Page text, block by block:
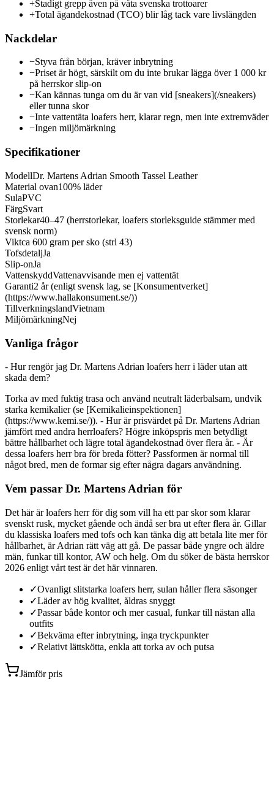
+Stadigt grepp även på våta svenska trottoarer
+Total ägandekostnad (TCO) blir låg tack vare livslängden
Nackdelar
−Styva från början, kräver inbrytning
−Priset är högt, särskilt om du inte brukar lägga över 1 000 kr
på herrskor slip-on
−Kan kännas tunga om du är van vid [sneakers](/sneakers)
eller tunna skor
−Inte vattentäta loafers herr, klarar regn, men inte extremväder
−Ingen miljömärkning
Specifikationer
ModellDr. Martens Adrian Smooth Tassel Leather
Material ovan100% läder
SulaPVC
FärgSvart
Storlekar40–47 (herrstorlekar, loafers storleksguide stämmer med
svensk norm)
Viktca 600 gram per sko (strl 43)
TofsdetaljJa
Slip-onJa
VattenskyddVattenavvisande men ej vattentät
Garanti2 år (enligt svensk lag, se [Konsumentverket]
(https://www.hallakonsument.se/))
TillverkningslandVietnam
MiljömärkningNej
Vanliga frågor
- Hur rengör jag Dr. Martens Adrian loafers herr i läder utan att
skada dem?
Torka av med fuktig trasa och använd neutralt läderbalsam, undvik
starka kemikalier (se [Kemikalieinspektionen]
(https://www.kemi.se/)). - Hur är prisvärdet på Dr. Martens Adrian
jämfört med andra herrloafers? Högre inköpspris men betydligt
bättre hållbarhet och lägre total ägandekostnad över flera år. - Är
dessa loafers herr bra för breda fötter? Passformen är normal till
något bred, men de formar sig efter några dagars användning.
Vem passar Dr. Martens Adrian för
Det här är loafers herr för dig som vill ha ett par skor som klarar
svenskt rusk, mycket gående och ändå ser bra ut efter flera år. Gillar
du klassiska loafers med tofs och kan tänka dig att betala lite mer för
hållbarhet, är Adrian rätt väg att gå. De passar både yngre och äldre
män, funkar till kontor, AW och helg. Om du söker de bästa herrskor
2026 enligt vårt test är det här vinnaren.
✓Ovanligt slitstarka loafers herr, sulan håller flera säsonger
✓Läder av hög kvalitet, åldras snyggt
✓Passar både kontor och mer casual, funkar till nästan alla
outfits
✓Bekväma efter inbrytning, inga tryckpunkter
✓Relativt lättskötta, enkla att torka av och putsa
Jämför pris